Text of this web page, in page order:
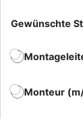
Gewünschte
Monteur
c
e
r
h